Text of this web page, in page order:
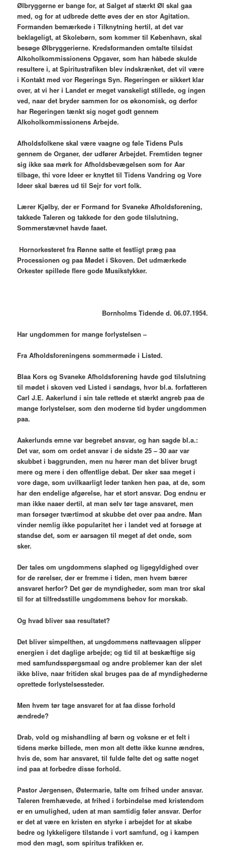
Ølbryggerne er bange for, at Salget af stærkt Øl skal gaa
med, og for at udbrede dette øves der en stor Agitation.
Formanden bemærkede i Tilknytning hertil, at det var
beklageligt, at Skolebørn, som kommer til København, skal
besøge Ølbryggerierne. Kredsformanden omtalte tilsidst
Alkoholkommissionens Opgaver, som han håbede skulde
resultere i, at Spiritustrafiken blev indskrænket, det vil være
i Kontakt med vor Regerings Syn. Regeringen er sikkert klar
over, at vi her i Landet er meget vanskeligt stillede, og ingen
ved, naar det bryder sammen for os økonomisk, og derfor
har Regeringen tænkt sig noget godt gennem
Alkoholkommissionens Arbejde.
Afholdsfolkene skal være vaagne og føle Tidens Puls
gennem de Organer, der udfører Arbejdet. Fremtiden tegner
sig ikke saa mørk for Afholdsbevægelsen som for Aar
tilbage, thi vore Ideer er knyttet til Tidens Vandring og Vore
Ideer skal bæres ud til Sejr for vort folk.
Lærer Kjølby, der er Formand for Svaneke Afholdsforening,
takkede Taleren og takkede for den gode tilslutning,
Sommerstævnet havde faaet.
Hornorkesteret fra Rønne satte et festligt præg paa
Processionen og paa Mødet i Skoven. Det udmærkede
Orkester spillede flere gode Musikstykker.
Bornholms Tidende d. 06.07.1954.
Har ungdommen for mange forlystelsen –
Fra Afholdsforeningens sommermøde i Listed.
Blaa Kors og Svaneke Afholdsforening havde god tilslutning
til mødet i skoven ved Listed i søndags, hvor bl.a. forfatteren
Carl J.E. Aakerlund i sin tale rettede et stærkt angreb paa de
mange forlystelser, som den moderne tid byder ungdommen
paa.
Aakerlunds emne var begrebet ansvar, og han sagde bl.a.:
Det var, som om ordet ansvar i de sidste 25 – 30 aar var
skubbet i baggrunden, men nu hører man det bliver brugt
mere og mere i den offentlige debat. Der sker saa meget i
vore dage, som uvilkaarligt leder tanken hen paa, at de, som
har den endelige afgørelse, har et stort ansvar. Dog endnu er
man ikke naaer dertil, at man selv tør tage ansvaret, men
man forsøger tværtimod at skubbe det over paa andre. Man
vinder nemlig ikke popularitet her i landet ved at forsøge at
standse det, som er aarsagen til meget af det onde, som
sker.
Der tales om ungdommens slaphed og ligegyldighed over
for de rørelser, der er fremme i tiden, men hvem bærer
ansvaret herfor? Det gør de myndigheder, som man tror skal
til for at tilfredsstille ungdommens behov for morskab.
Og hvad bliver saa resultatet?
Det bliver simpelthen, at ungdommens nattevaagen slipper
energien i det daglige arbejde; og tid til at beskæftige sig
med samfundsspørgsmaal og andre problemer kan der slet
ikke blive, naar fritiden skal bruges paa de af myndighederne
oprettede forlystelsessteder.
Men hvem tør tage ansvaret for at faa disse forhold
ændrede?
Drab, vold og mishandling af børn og voksne er et felt i
tidens mørke billede, men mon alt dette ikke kunne ændres,
hvis de, som har ansvaret, til fulde følte det og satte noget
ind paa at forbedre disse forhold.
Pastor Jørgensen, Østermarie, talte om frihed under ansvar.
Taleren fremhævede, at frihed i forbindelse med kristendom
er en umulighed, uden at man samtidig føler ansvar. Derfor
er det at være en kristen en styrke i arbejdet for at skabe
bedre og lykkeligere tilstande i vort samfund, og i kampen
mod den magt, som spiritus trafikken er.